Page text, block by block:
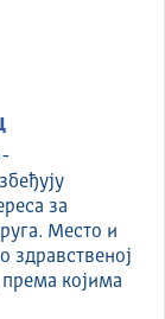
за
Место и
здравственој
којима